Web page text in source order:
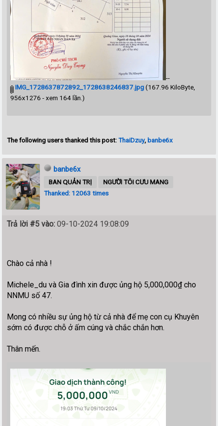
--
IMG_1728637872892_1728638246837.jpg(167.96 KiloByte,
956x1276 - xem 164 lần.)
The following users thanked this post:ThaiDzuy, banbe6x
banbe6x
BAN QUẢN TRỊ
NGƯỜI TÔI CƯU MANG
Thanked: 12063 times
Trả lời #5 vào: 09-10-2024 19:08:09
Chào cả nhà !
Michele_du và Gia đình xin được ủng hộ 5,000,000₫ cho
NNMU số 47.
Mong có nhiều sự ủng hộ từ cả nhà để mẹ con cụ Khuyên
sớm có được chỗ ở ấm cúng và chắc chắn hơn.
Thân mến.